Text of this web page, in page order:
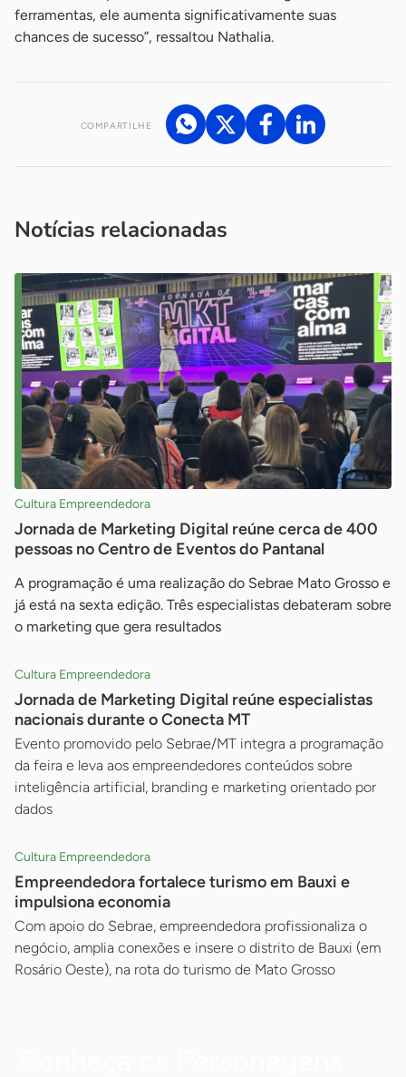
ferramentas, ele aumenta significativamente suas
chances de sucesso”, ressaltou Nathalia.
COMPARTILHE
Notícias relacionadas
Cultura Empreendedora
Jornada de Marketing Digital reúne cerca de 400
pessoas no Centro de Eventos do Pantanal
A programação é uma realização do Sebrae Mato Grosso e
já está na sexta edição. Três especialistas debateram sobre
o marketing que gera resultados
Cultura Empreendedora
Jornada de Marketing Digital reúne especialistas
nacionais durante o Conecta MT
Evento promovido pelo Sebrae/MT integra a programação
da feira e leva aos empreendedores conteúdos sobre
inteligência artificial, branding e marketing orientado por
dados
Cultura Empreendedora
Empreendedora fortalece turismo em Bauxi e
impulsiona economia
Com apoio do Sebrae, empreendedora profissionaliza o
negócio, amplia conexões e insere o distrito de Bauxi (em
Rosário Oeste), na rota do turismo de Mato Grosso